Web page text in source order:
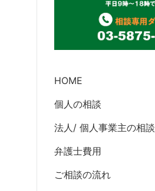
HOME
個人の相談
法人/ 個人事業主の相談
弁護士費用
ご相談の流れ